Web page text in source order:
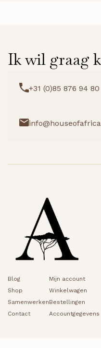
Ik wil graag
+31 (0)85 876 94 80
Blog
Shop
Samenwerken
Contact
Mijn account
Winkelwagen
Bestellingen
Accountgegevens